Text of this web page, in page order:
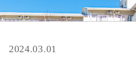
2024.03.01